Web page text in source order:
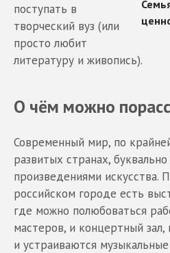
поступать в
творческий вуз (или
просто любит
литературу и живопись).
О чём можно
Современный мир, по
развитых странах,
произведениями искусства.
российском городе есть
где можно полюбоваться
мастеров, и концертный
и устраиваются